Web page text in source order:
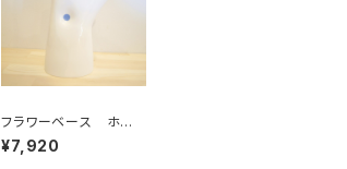
フラワーベース ホワ
イト＋ブルードット
¥7,920